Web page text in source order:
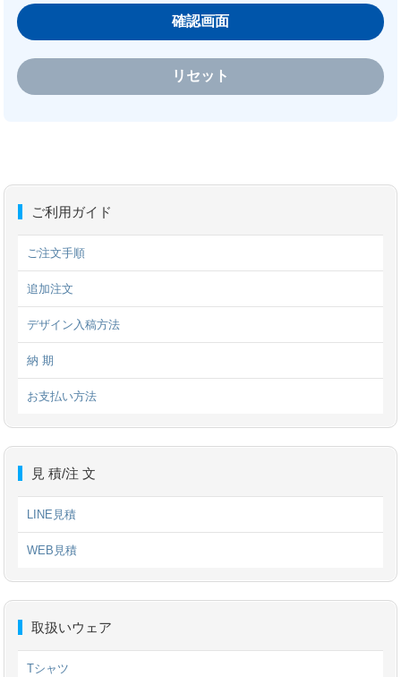
ご利用ガイド
ご注文手順
追加注文
デザイン入稿方法
納 期
お支払い方法
見 積/注 文
LINE見積
WEB見積
取扱いウェア
Tシャツ